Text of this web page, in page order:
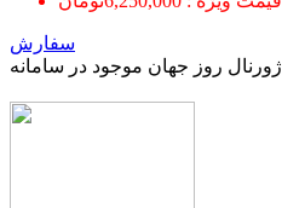
سفارش